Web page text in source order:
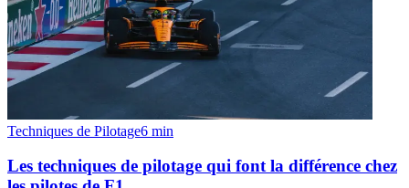
Techniques de Pilotage6 min
Les techniques de pilotage qui font la différence chez